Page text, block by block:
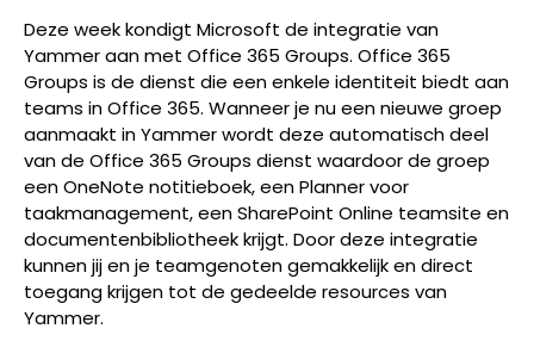
Deze week kondigt Microsoft de integratie van
Yammer aan met Office 365 Groups. Office 365
Groups is de dienst die een enkele identiteit biedt aan
teams in Office 365. Wanneer je nu een nieuwe groep
aanmaakt in Yammer wordt deze automatisch deel
van de Office 365 Groups dienst waardoor de groep
een OneNote notitieboek, een Planner voor
taakmanagement, een SharePoint Online teamsite en
documentenbibliotheek krijgt. Door deze integratie
kunnen jij en je teamgenoten gemakkelijk en direct
toegang krijgen tot de gedeelde resources van
Yammer.